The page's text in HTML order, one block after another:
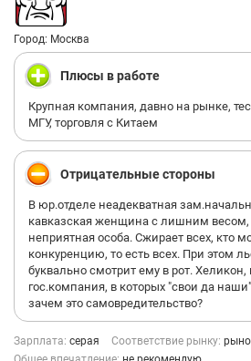
Город: Москва
Плюсы в работе
Крупная компания, давно на рынке,
МГУ, торговля с Китаем
Отрицательные стороны
В юр.отделе неадекватная
кавказская женщина с лишним весом,
неприятная особа. Сжирает всех, кто
конкуренцию, то есть всех. При этом
буквально смотрит ему в рот.
гос.компания, в которых "свои да
зачем это самовредительство?
Зарплата: серая Соответствие рынку: